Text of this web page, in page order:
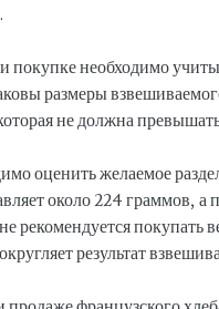
покупке необходимо
размеры
не должна
оценить желаемое
около 224 граммов, а
рекомендуется покупать
результат